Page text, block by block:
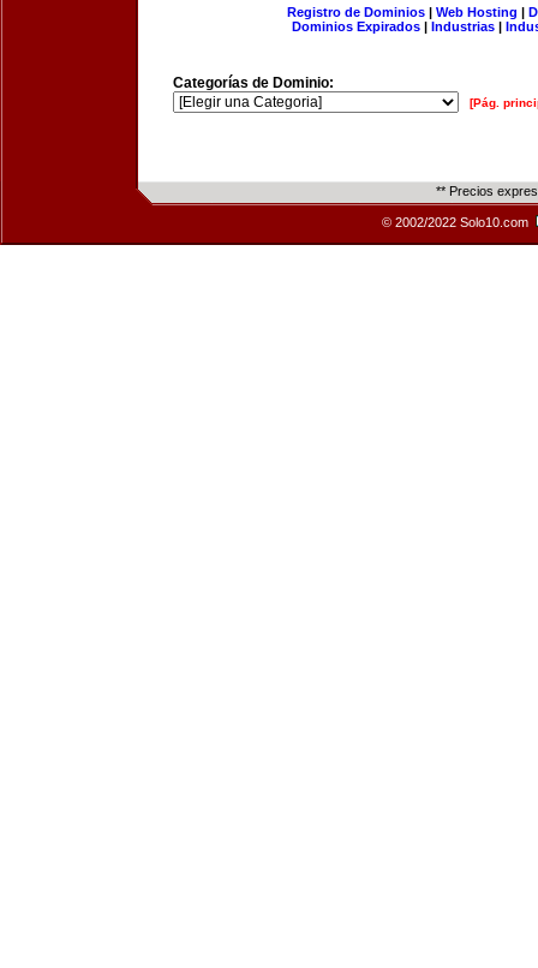
Registro de Dominios| Web Hosting |
Dominios Expirados | Industrias |
Categorías de Dominio:
[Pág.
** Precios
© 2002/2022 Solo10.com